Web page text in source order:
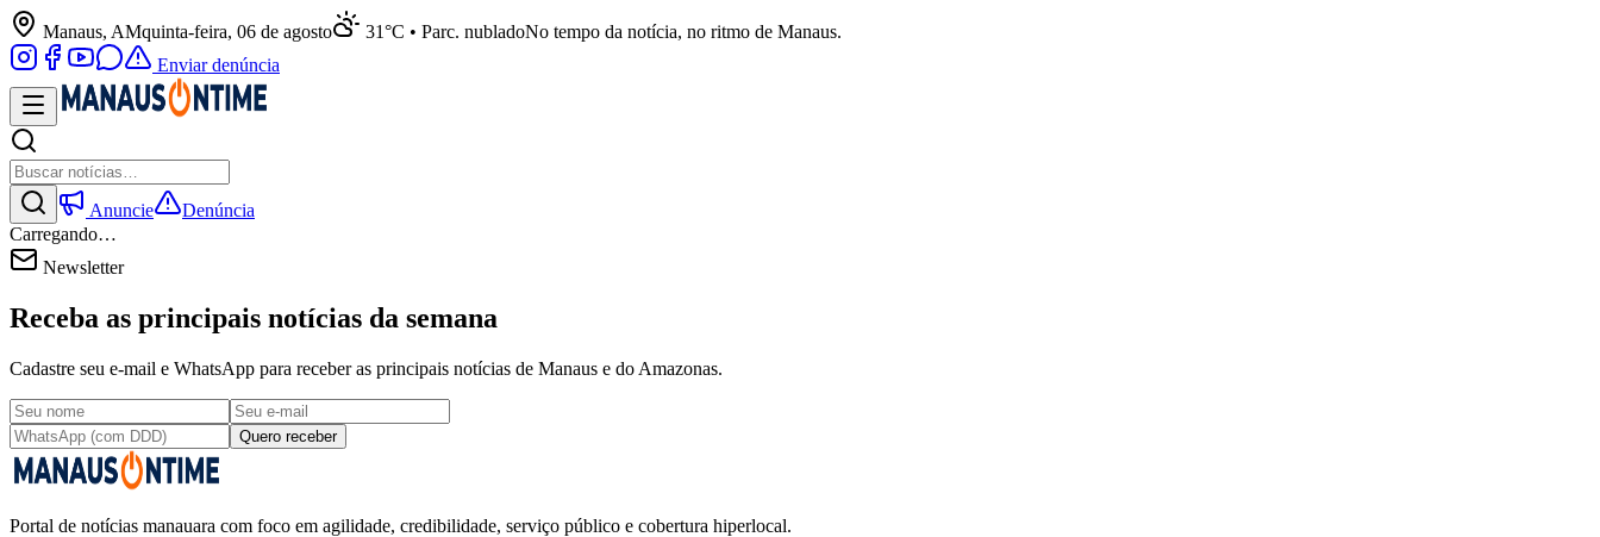
Manaus, AMquinta-feira, 06 de agosto 31°C • Parc. nubladoNo tempo da notícia, no ritmo de Manaus.
Enviar denúncia
Anuncie
Denúncia
Carregando…
Newsletter
Receba as principais notícias da semana
Cadastre seu e-mail e WhatsApp para receber as principais notícias de Manaus e do Amazonas.
Quero receber
Portal de notícias manauara com foco em agilidade, credibilidade, serviço público e cobertura hiperlocal.